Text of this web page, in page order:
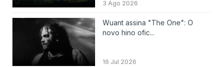
3 Ago 2026
Wuant assina "The One": O
novo hino ofic...
16 Jul 2026